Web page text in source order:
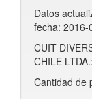
Datos
fecha: 2016-
CUIT
CHILE
Cantidad de